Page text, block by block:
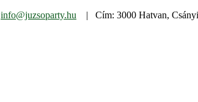
info@juzsoparty.hu | Cím: 3000 Hatvan,